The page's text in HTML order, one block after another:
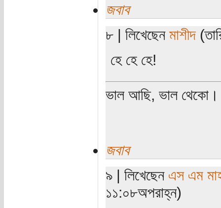
জবাব
৮ | লিখেছেন মাশীদ
হে হে হে!
ভাল আছি, ভাল থেকো।
জবাব
৯ | লিখেছেন এস এম
১১:০৮অপরাহ্ন)